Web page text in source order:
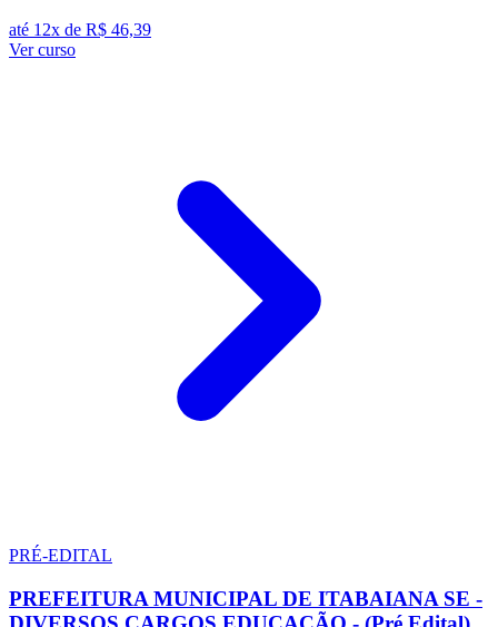
até 12x de R$ 46,39
Ver curso
PRÉ-EDITAL
PREFEITURA MUNICIPAL DE ITABAIANA SE -